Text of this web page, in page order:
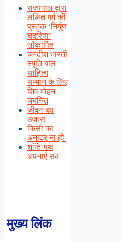
राज्यपाल द्वारा
ललित गर्ग की
पुस्तक ‘निर्गुण
चदरिया’
लोकार्पित
जगदीश भारती
स्मृति बाल
साहित्य
सम्मान के लिए
शिव मोहन
चयनित
जीवन का
उजास
किसी का
अनादर ना हो
शांति-पथ
अपनाएँ सब
मुख्य लिंक